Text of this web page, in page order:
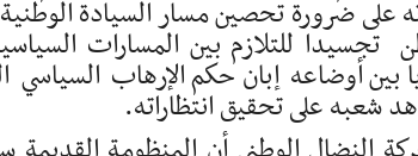
على ضرورة تحصين مسار السيادة
للتلازم بين المسارات
بين أوضاعه إبان حكم الإرهاب
شعبه على تحقيق انتظاراته.